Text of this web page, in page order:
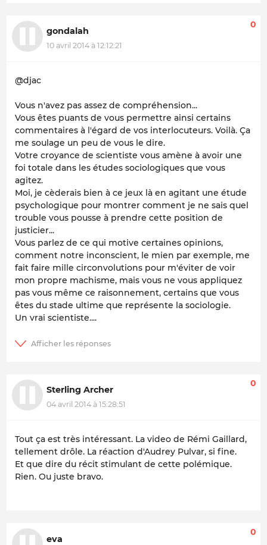
gondalah
10 avril 2014 à 12:12:21
0
@djac
Vous n'avez pas assez de compréhension...
Vous êtes puants de vous permettre ainsi certains
commentaires à l'égard de vos interlocuteurs. Voilà. Ça
me soulage un peu de vous le dire.
Votre croyance de scientiste vous amène à avoir une
foi totale dans les études sociologiques que vous
agitez.
Moi, je cèderais bien à ce jeux là en agitant une étude
psychologique pour montrer comment je ne sais quel
trouble vous pousse à prendre cette position de
justicier...
Vous parlez de ce qui motive certaines opinions,
comment notre inconscient, le mien par exemple, me
fait faire mille circonvolutions pour m'éviter de voir
mon propre machisme, mais vous ne vous appliquez
pas vous même ce raisonnement, certains que vous
êtes du stade ultime que représente la sociologie.
Un vrai scientiste....
Sterling Archer
04 avril 2014 à 15:28:51
0
Tout ça est très intéressant. La video de Rémi Gaillard,
tellement drôle. La réaction d'Audrey Pulvar, si fine.
Et que dire du récit stimulant de cette polémique.
Rien. Ou juste bravo.
eva
0